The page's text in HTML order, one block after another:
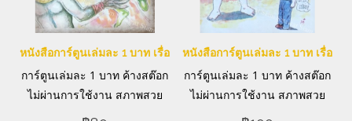
หนังสือการ์ตูนเล่มละ 1 บาท เรื่อง พญายักษ์6ตา
การ์ตูนเล่มละ 1 บาท ค้างสต๊อก
ไม่ผ่านการใช้งาน สภาพสวย
มาก แต่งและภาพโดย มรกต
หนังสือการ์ตูนเล่มละ 1 บาท เรื่อง ต
การ์ตูนเล่มละ 1 บาท ค้างสต๊อก
ไม่ผ่านการใช้งาน สภาพสวย
มาก ภาพโดย กองกอย